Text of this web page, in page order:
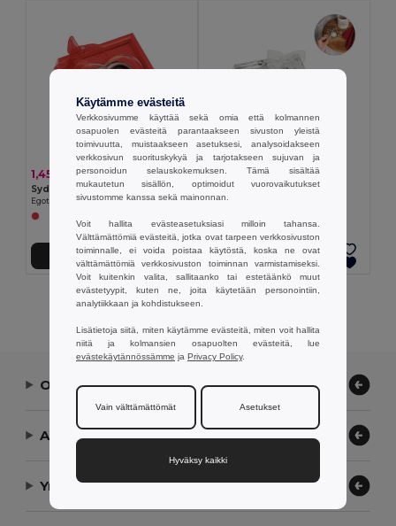
1,45 €
Egotier 95817
Lisää Ostokoriin
2,17 €
Koristekynttilä
Egotier 95836
Lisää Ostokoriin
Näytetään Kaikki Tuotteet.
Ota yhteyttä
Anna meidän auttaa
Yrityksemme
Käytämme evästeitä
Verkkosivumme käyttää sekä omia että kolmannen
osapuolen evästeitä parantaakseen sivuston yleistä
toimivuutta, muistaakseen asetuksesi, analysoidakseen
verkkosivun suorituskykyä ja tarjotakseen sujuvan ja
personoidun selauskokemuksen. Tämä sisältää
mukautetun sisällön, optimoidut vuorovaikutukset
sivustomme kanssa sekä mainonnan.
Voit hallita evästeasetuksiasi milloin tahansa.
Välttämättömiä evästeitä, jotka ovat tarpeen verkkosivuston
toiminnalle, ei voida poistaa käytöstä, koska ne ovat
välttämättömiä verkkosivuston toiminnan varmistamiseksi.
Voit kuitenkin valita, sallitaanko tai estetäänkö muut
evästetyypit, kuten ne, joita käytetään personointiin,
analytiikkaan ja kohdistukseen.
Lisätietoja siitä, miten käytämme evästeitä, miten voit hallita
niitä ja kolmansien osapuolten evästeitä, lue
evästekäytännössämme ja Privacy Policy.
Vain välttämättömät Asetukset
Hyväksy kaikki